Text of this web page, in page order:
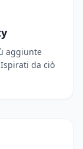
aggiunte
da ciò